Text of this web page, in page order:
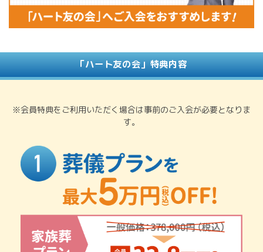
「ハート友の会」特典内容
※会員特典をご利用いただく場合は事前のご入会が必要となりま
す。